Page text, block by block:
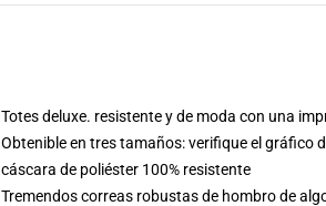
Totes deluxe. resistente y de moda con una
Obtenible en tres tamaños: verifique el gráfico
cáscara de poliéster 100% resistente
Tremendos correas robustas de hombro de